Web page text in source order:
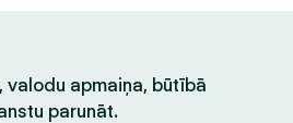
valodu apmaiņa, būtībā
parunāt.